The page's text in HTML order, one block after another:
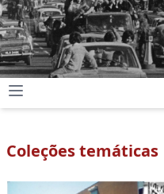
Coleções temáticas